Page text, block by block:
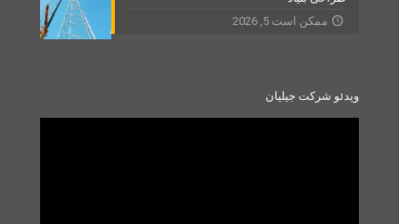
ممکن است 5, 2026
ویدئو شرکت جیلیان